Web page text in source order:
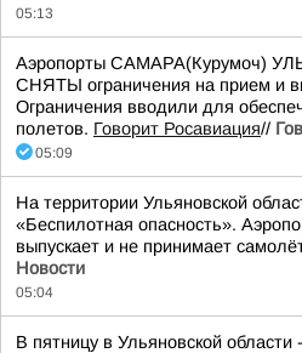
05:13
Аэропорты САМАРА(Курумоч)
СНЯТЫ ограничения на прием и
Ограничения вводили для
полетов. Говорит Росавиация//
05:09
На территории Ульяновской
«Беспилотная опасность».
выпускает и не принимает
Новости
05:04
В пятницу в Ульяновской